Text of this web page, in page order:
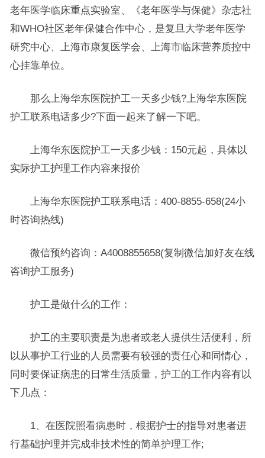
老年医学临床重点实验室、《老年医学与保健》杂志社
和WHO社区老年保健合作中心，是复旦大学老年医学
研究中心、上海市康复医学会、上海市临床营养质控中
心挂靠单位。
那么上海华东医院护工一天多少钱?上海华东医院
护工联系电话多少?下面一起来了解一下吧。
上海华东医院护工一天多少钱：150元起，具体以
实际护工护理工作内容来报价
上海华东医院护工联系电话：400-8855-658(24小
时咨询热线)
微信预约咨询：A4008855658(复制微信加好友在线
咨询护工服务)
护工是做什么的工作：
护工的主要职责是为患者或老人提供生活便利，所
以从事护工行业的人员需要有较强的责任心和同情心，
同时要保证病患的日常生活质量，护工的工作内容有以
下几点：
1、在医院照看病患时，根据护士的指导对患者进
行基础护理并完成非技术性的简单护理工作;